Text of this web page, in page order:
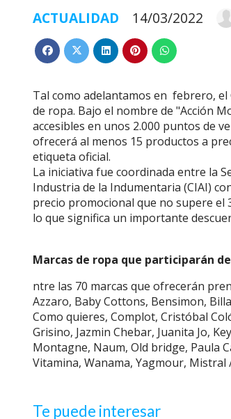
ACTUALIDAD 14/03/2022
Tal como adelantamos en febrero,
de ropa. Bajo el nombre de "Acción
accesibles en unos 2.000 puntos de
ofrecerá al menos 15 productos a
etiqueta oficial.
La iniciativa fue coordinada entre la
Industria de la Indumentaria (CIAI)
precio promocional que no supere el
lo que significa un importante
Marcas de ropa que participarán
ntre las 70 marcas que ofrecerán
Azzaro, Baby Cottons, Bensimon,
Como quieres, Complot, Cristóbal
Grisino, Jazmin Chebar, Juanita Jo,
Montagne, Naum, Old bridge, Paula
Vitamina, Wanama, Yagmour,
Te puede interesar